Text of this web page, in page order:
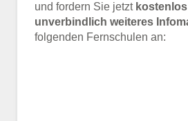
und fordern Sie jetzt kostenlos
unverbindlich weiteres
folgenden Fernschulen an: